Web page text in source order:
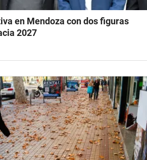
en Mendoza con dos figuras
2027